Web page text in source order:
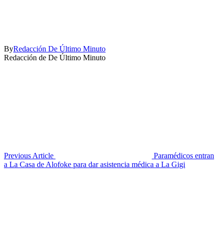
ByRedacción De Último Minuto
Redacción de De Último Minuto
Previous Article
Paramédicos entran
a La Casa de Alofoke para dar asistencia médica a La Gigi